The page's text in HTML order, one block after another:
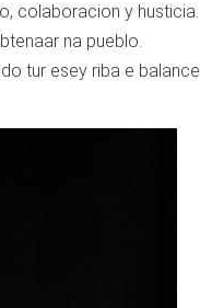
colaboracion y husticia.
na pueblo.
tur esey riba e balance